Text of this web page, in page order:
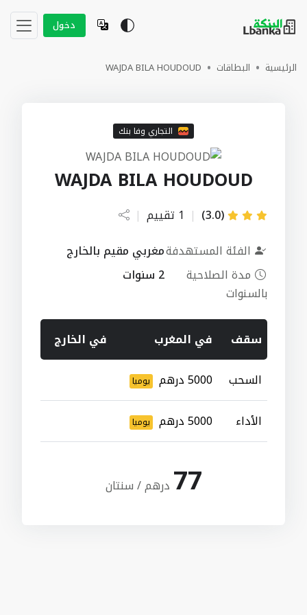
دخول
الرئيسية البطاقات WAJDA BILA HOUDOUD
التجاري وفا بنك
WAJDA BILA HOUDOUD
(3.0)
| 1 تقييم
|
الفئة المستهدفةمغربي مقيم بالخارج
مدة الصلاحية
بالسنوات
2 سنوات
سقف في المغرب
في الخارج
السحب
5000 درهم يوميا
الأداء 5000 درهم يوميا
77 درهم / سنتان